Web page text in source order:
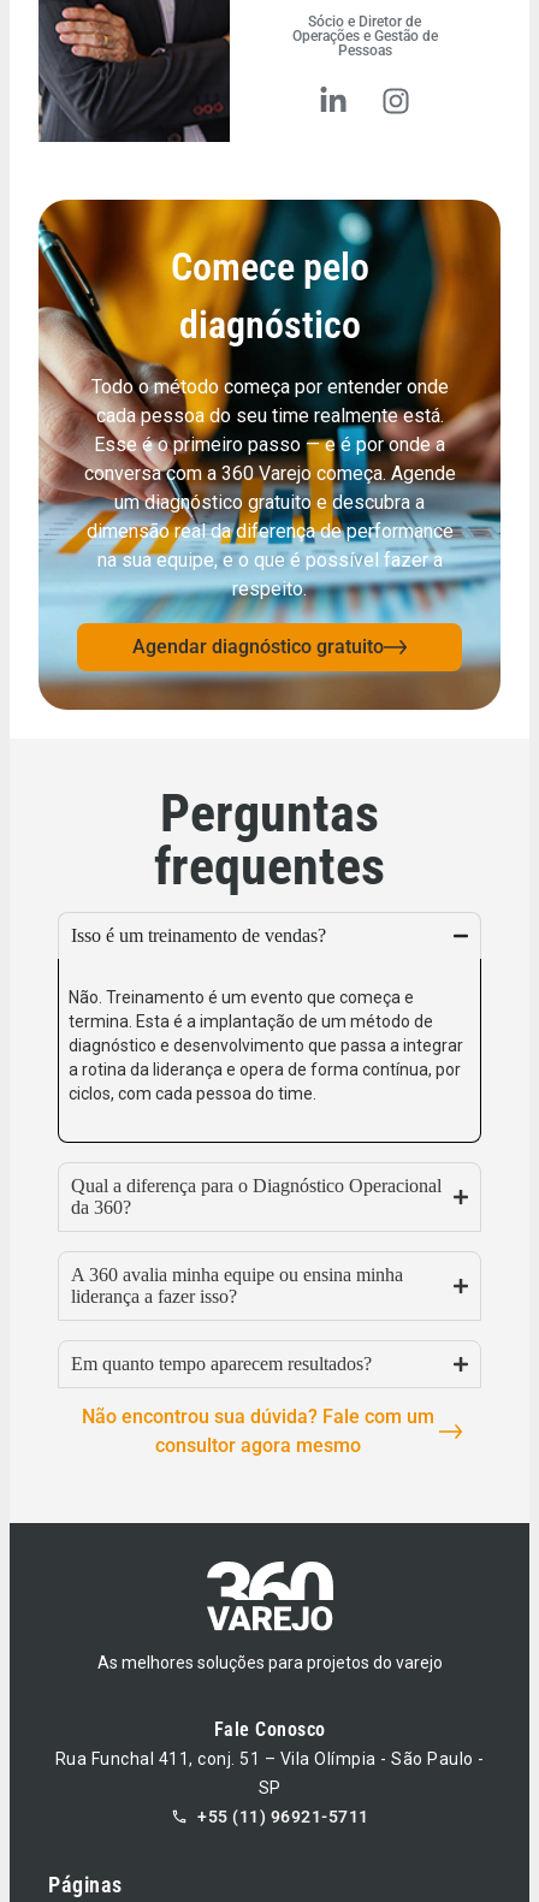
Sócio e Diretor de
Operações e Gestão de
Pessoas
Comece pelo
diagnóstico
Todo o método começa por entender onde
cada pessoa do seu time realmente está.
Esse é o primeiro passo — e é por onde a
conversa com a 360 Varejo começa. Agende
um diagnóstico gratuito e descubra a
dimensão real da diferença de performance
na sua equipe, e o que é possível fazer a
respeito.
Agendar diagnóstico gratuito
Perguntas
frequentes
Isso é um treinamento de vendas?
Não. Treinamento é um evento que começa e
termina. Esta é a implantação de um método de
diagnóstico e desenvolvimento que passa a integrar
a rotina da liderança e opera de forma contínua, por
ciclos, com cada pessoa do time.
Qual a diferença para o Diagnóstico Operacional
da 360?
A 360 avalia minha equipe ou ensina minha
liderança a fazer isso?
Em quanto tempo aparecem resultados?
Não encontrou sua dúvida? Fale com um
consultor agora mesmo
As melhores soluções para projetos do varejo
Fale Conosco
Rua Funchal 411, conj. 51 – Vila Olímpia - São Paulo -
SP
+55 (11) 96921-5711
Páginas